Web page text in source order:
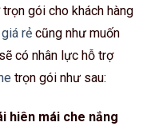
gói cho khách hàng
rẻ cũng như muốn
có nhân lực hỗ trợ
trọn gói như sau:
hiên mái che nắng